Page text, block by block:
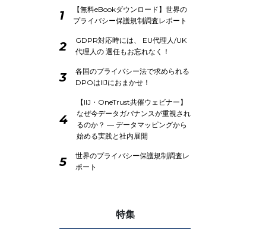
1
【無料eBookダウンロード】世界の
プライバシー保護規制調査レポート
2
GDPR対応時には、 EU代理人/UK
代理人の 選任もお忘れなく！
3
各国のプライバシー法で求められる
DPOはIIJにおまかせ！
4
【IIJ・OneTrust共催ウェビナー】
なぜ今データガバナンスが重視され
るのか？ ― データマッピングから
始める実践と社内展開
5
世界のプライバシー保護規制調査レ
ポート
特集